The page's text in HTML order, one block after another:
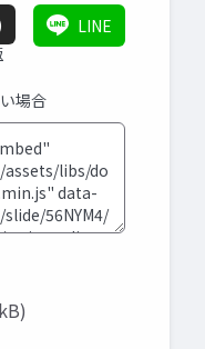
LINE
場合